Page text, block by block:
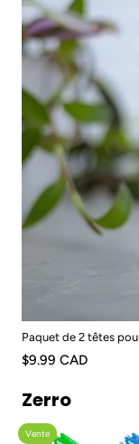
Paquet de 2 têtes
$9.99 CAD
Zerro
Vente